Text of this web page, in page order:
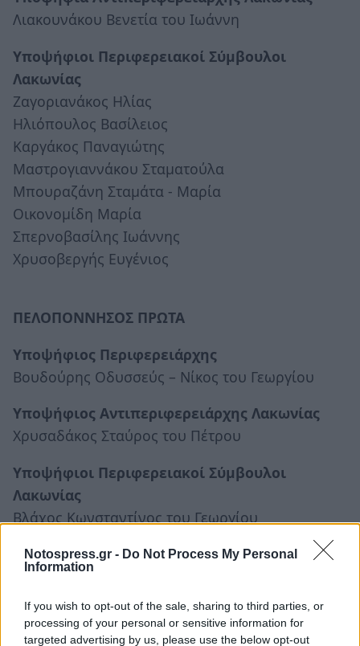
Notospress.gr - Do Not Process My Personal
Information
If you wish to opt-out of the sale, sharing to third parties, or
processing of your personal or sensitive information for
targeted advertising by us, please use the below opt-out
Λιακουνάκου Βενετία του Ιωάννη
Υποψήφιοι Περιφερειακοί Σύμβουλοι
Λακωνίας
Ζαγοριανάκος Ηλίας
Ηλιόπουλος Βασίλειος
Καργάκος Παναγιώτης
Μαστρογιαννάκου Σταματούλα
Μπουραζάνη Σταμάτα - Μαρία
Οικονομίδη Μαρία
Σπερνοβασίλης Ιωάννης
Χρυσοβεργής Ευγένιος
ΠΕΛΟΠΟΝΝΗΣΟΣ ΠΡΩΤΑ
Υποψήφιος Περιφερειάρχης
Βουδούρης Οδυσσεύς – Νίκος του Γεωργίου
Υποψήφιος Αντιπεριφερειάρχης Λακωνίας
Χρυσαδάκος Σταύρος του Πέτρου
Υποψήφιοι Περιφερειακοί Σύμβουλοι
Λακωνίας
Βλάχος Κωνσταντίνος του Γεωργίου
Κοττέας Κυριάκος του Σπυρίδωνα
Μανεσιώτης Διαμαντής του Αναστασίου
Μανωλάκου Αικατερίνη του Παναγιώτη